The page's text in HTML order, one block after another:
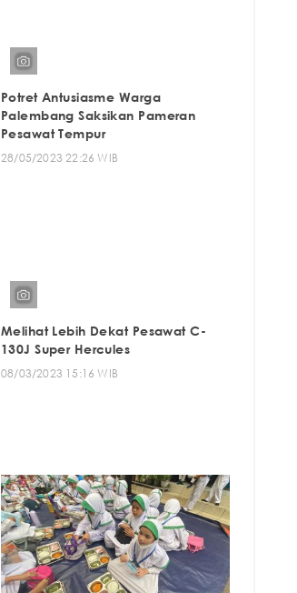
Potret Antusiasme Warga
Palembang Saksikan Pameran
Pesawat Tempur
28/05/2023 22:26 WIB
Melihat Lebih Dekat Pesawat C-
130J Super Hercules
08/03/2023 15:16 WIB